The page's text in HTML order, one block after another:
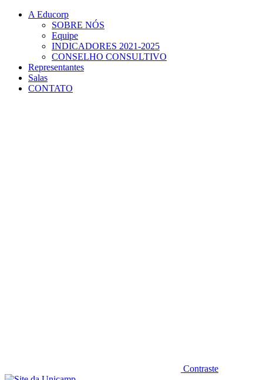
Conteúdo principal
A Educorp
SOBRE NÓS
Equipe
INDICADORES 2021-2025
CONSELHO CONSULTIVO
Representantes
Salas
CONTATO
Contraste